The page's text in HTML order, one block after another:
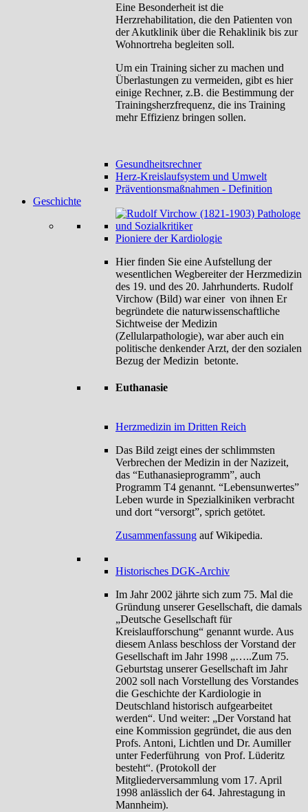
Eine Besonderheit ist die
Herzrehabilitation, die den Patienten von
der Akutklinik über die Rehaklinik bis zur
Wohnortreha begleiten soll.
Um ein Training sicher zu machen und
Überlastungen zu vermeiden, gibt es hier
einige Rechner, z.B. die Bestimmung der
Trainingsherzfrequenz, die ins Training
mehr Effizienz bringen sollen.
Gesundheitsrechner
Herz-Kreislaufsystem und Umwelt
Präventionsmaßnahmen - Definition
Geschichte
Pioniere der Kardiologie
Hier finden Sie eine Aufstellung der
wesentlichen Wegbereiter der Herzmedizin
des 19. und des 20. Jahrhunderts. Rudolf
Virchow (Bild) war einer von ihnen Er
begründete die naturwissenschaftliche
Sichtweise der Medizin
(Zellularpathologie), war aber auch ein
politische denkender Arzt, der den sozialen
Bezug der Medizin betonte.
Euthanasie
Herzmedizin im Dritten Reich
Das Bild zeigt eines der schlimmsten
Verbrechen der Medizin in der Nazizeit,
das “Euthanasieprogramm”, auch
Programm T4 genannt. “Lebensunwertes”
Leben wurde in Spezialkiniken verbracht
und dort “versorgt”, sprich getötet.
Zusammenfassung auf Wikipedia.
Historisches DGK-Archiv
Im Jahr 2002 jährte sich zum 75. Mal die
Gründung unserer Gesellschaft, die damals
„Deutsche Gesellschaft für
Kreislaufforschung“ genannt wurde. Aus
diesem Anlass beschloss der Vorstand der
Gesellschaft im Jahr 1998 „…..Zum 75.
Geburtstag unserer Gesellschaft im Jahr
2002 soll nach Vorstellung des Vorstandes
die Geschichte der Kardiologie in
Deutschland historisch aufgearbeitet
werden“. Und weiter: „Der Vorstand hat
eine Kommission gegründet, die aus den
Profs. Antoni, Lichtlen und Dr. Aumiller
unter Federführung von Prof. Lüderitz
besteht“. (Protokoll der
Mitgliederversammlung vom 17. April
1998 anlässlich der 64. Jahrestagung in
Mannheim).